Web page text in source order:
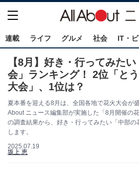
連載 ライフ グルメ 社会 IT・
【8月】好き・行ってみた
会」ランキング！ 2位「と
大会」、1位は？
夏本番を迎える8月は、全国各地で花火大会が
About ニュース編集部が実施した「8月開催の
の調査結果から、好き・行ってみたい「中部
します。
2025.07.19
坂上 恵